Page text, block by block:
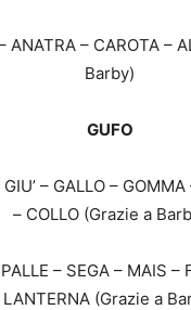
ANATRA – CAROTA –
Barby)
GUFO
GIU’ – GALLO –
– COLLO (Grazie a
– SEGA – MAIS –
LANTERNA (Grazie a